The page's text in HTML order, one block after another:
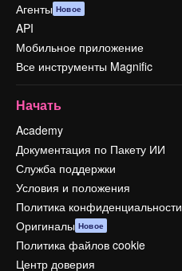
Агенты Новое
API
Мобильное приложение
Все инструменты Magnific
Начать
Academy
Документация по Пакету ИИ
Служба поддержки
Условия и положения
Политика конфиденциальности
Оригиналы Новое
Политика файлов cookie
Центр доверия